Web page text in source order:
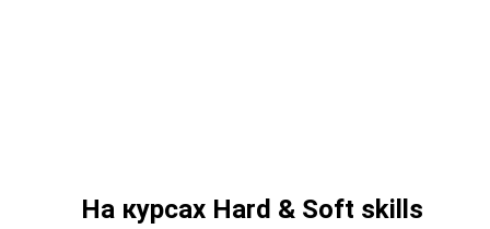
На курсах Hard & Soft skills